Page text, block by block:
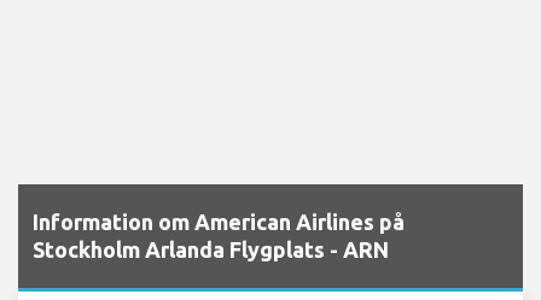
Information om American Airlines på
Stockholm Arlanda Flygplats - ARN